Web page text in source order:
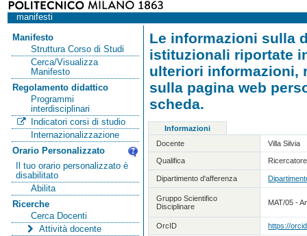
manifesti
Manifesto
Struttura Corso di Studi
Cerca/Visualizza
Manifesto
Regolamento didattico
Programmi
interdisciplinari
Indicatori corsi di studio
Internazionalizzazione
Orario Personalizzato
Il tuo orario personalizzato è
disabilitato
Abilita
Ricerche
Cerca Docenti
Attività docente
Le informazioni sulla
istituzionali riportate
ulteriori informazioni,
sulla pagina web
scheda.
Informazioni
Docente
Villa Silvia
Qualifica
Dipartimento d'afferenza
Gruppo Scientifico
Disciplinare
MAT/05 -
OrcID https://